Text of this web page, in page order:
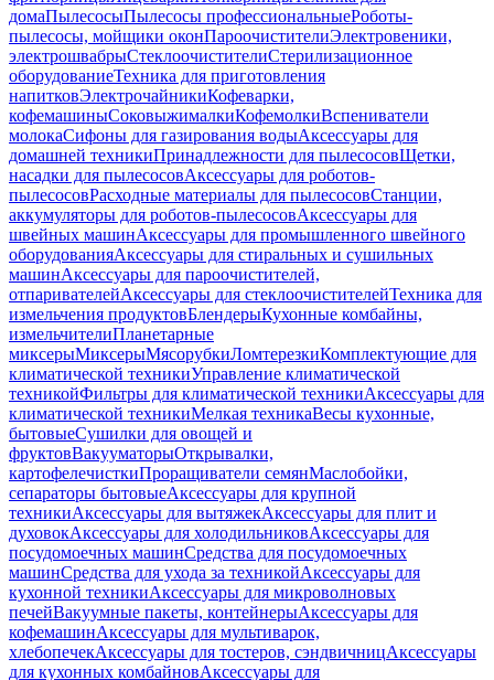
домаПылесосыПылесосы профессиональныеРоботы-
пылесосы, мойщики оконПароочистителиЭлектровеники,
электрошвабрыСтеклоочистителиСтерилизационное
оборудованиеТехника для приготовления
напитковЭлектрочайникиКофеварки,
кофемашиныСоковыжималкиКофемолкиВспениватели
молокаСифоны для газирования водыАксессуары для
домашней техникиПринадлежности для пылесосовЩетки,
насадки для пылесосовАксессуары для роботов-
пылесосовРасходные материалы для пылесосовСтанции,
аккумуляторы для роботов-пылесосовАксессуары для
швейных машинАксессуары для промышленного швейного
оборудованияАксессуары для стиральных и сушильных
машинАксессуары для пароочистителей,
отпаривателейАксессуары для стеклоочистителейТехника для
измельчения продуктовБлендерыКухонные комбайны,
измельчителиПланетарные
миксерыМиксерыМясорубкиЛомтерезкиКомплектующие для
климатической техникиУправление климатической
техникойФильтры для климатической техникиАксессуары для
климатической техникиМелкая техникаВесы кухонные,
бытовыеСушилки для овощей и
фруктовВакууматорыОткрывалки,
картофелечисткиПроращиватели семянМаслобойки,
сепараторы бытовыеАксессуары для крупной
техникиАксессуары для вытяжекАксессуары для плит и
духовокАксессуары для холодильниковАксессуары для
посудомоечных машинСредства для посудомоечных
машинСредства для ухода за техникойАксессуары для
кухонной техникиАксессуары для микроволновых
печейВакуумные пакеты, контейнерыАксессуары для
кофемашинАксессуары для мультиварок,
хлебопечекАксессуары для тостеров, сэндвичницАксессуары
для кухонных комбайновАксессуары для